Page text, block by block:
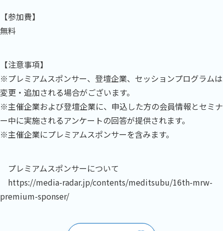
【参加費】
無料
【注意事項】
※プレミアムスポンサー、登壇企業、セッションプログラムは
変更・追加される場合がございます。
※主催企業および登壇企業に、申込した方の会員情報とセミナ
ー中に実施されるアンケートの回答が提供されます。
※主催企業にプレミアムスポンサーを含みます。
プレミアムスポンサーについて
https://media-radar.jp/contents/meditsubu/16th-mrw-
premium-sponser/